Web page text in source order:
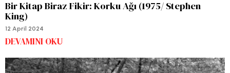
Bir Kitap Biraz Fikir: Korku Ağı (1975/ Stephen
King)
12 April 2024
DEVAMINI OKU